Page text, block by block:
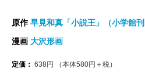
原作早見和真「小説王」（小学館刊
漫画 大沢形画
定価： 638円 （本体580円＋税）